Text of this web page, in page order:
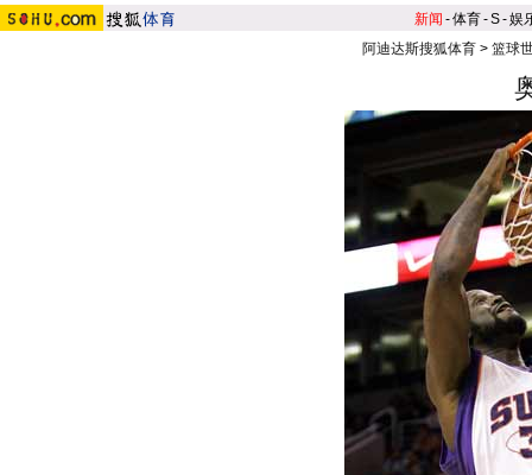
新闻 -体育-S-娱
阿迪达斯搜狐体育> 篮球